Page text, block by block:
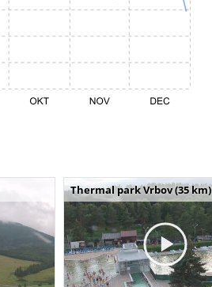
Thermal park Vrbov (35 km)